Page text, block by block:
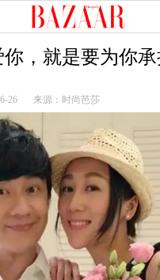
你，就是要为你
26 来源：时尚芭莎